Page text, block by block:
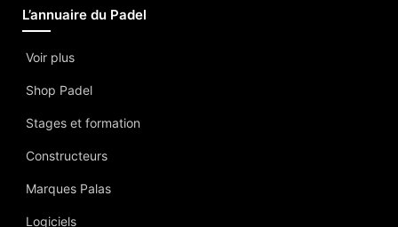
L’annuaire du Padel
Voir plus
Shop Padel
Stages et formation
Constructeurs
Marques Palas
Logiciels